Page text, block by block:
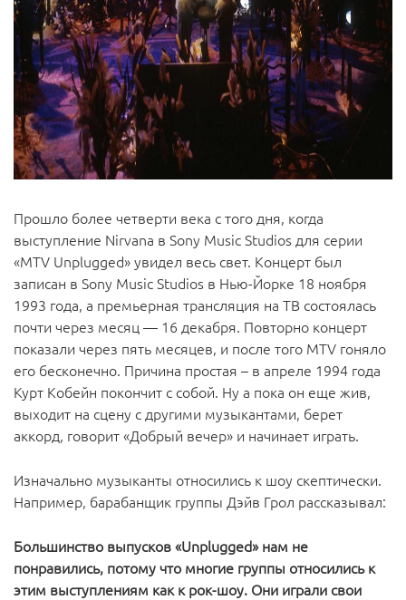
Прошло более четверти века с того дня, когда
выступление Nirvana в Sony Music Studios для серии
«MTV Unplugged» увидел весь свет. Концерт был
записан в Sony Music Studios в Нью-Йорке 18 ноября
1993 года, а премьерная трансляция на ТВ состоялась
почти через месяц — 16 декабря. Повторно концерт
показали через пять месяцев, и после того MTV гоняло
его бесконечно. Причина простая – в апреле 1994 года
Курт Кобейн покончит с собой. Ну а пока он еще жив,
выходит на сцену с другими музыкантами, берет
аккорд, говорит «Добрый вечер» и начинает играть.
Изначально музыканты относились к шоу скептически.
Например, барабанщик группы Дэйв Грол рассказывал:
Большинство выпусков «Unplugged» нам не
понравились, потому что многие группы относились к
этим выступлениям как к рок-шоу. Они играли свои